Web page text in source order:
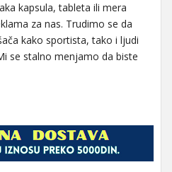
kapsula, tableta ili mera
za nas. Trudimo se da
kako sportista, tako i ljudi
se stalno menjamo da biste